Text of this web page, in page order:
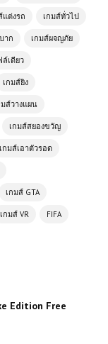
II
แต่งรถ เกมส์ทั่วไป
าก เกมส์ผจญภัย
ล์เดียว
เกมส์ยิง
มส์วางแผน
เกมส์สยองขวัญ
เกมส์เอาตัวรอด
เกมส์ GTA
เกมส์ VR FIFA
Edition Free